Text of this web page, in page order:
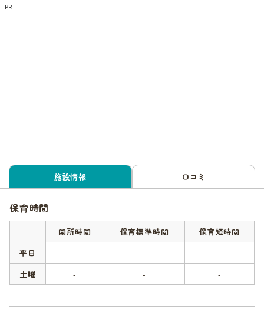
PR
施設情報 口コミ
保育時間
開所時間 保育標準時間
保育短時間
平日
- -
-
土曜
- - -